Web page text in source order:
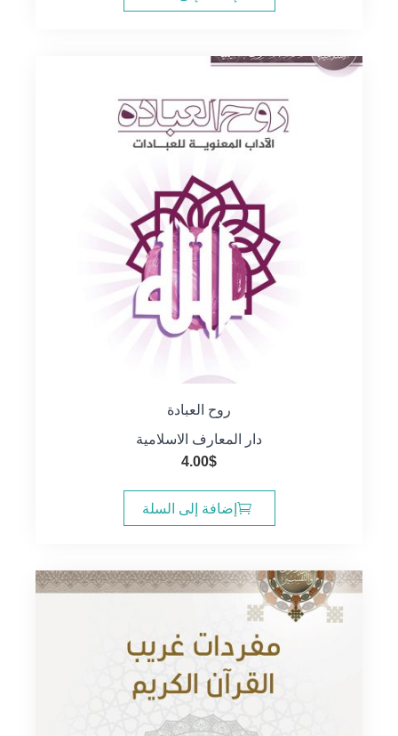
روح العبادة
دار المعارف الاسلامية
4.00$
إضافة إلى السلة